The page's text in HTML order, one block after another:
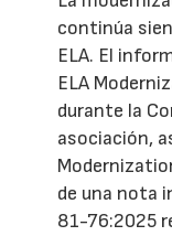
continúa
ELA. El
ELA
durante la
asociación,
de una nota
81-76:2025